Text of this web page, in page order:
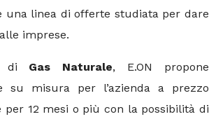
una linea di offerte studiata per dare
imprese.
di Gas Naturale, E.ON propone
su misura per l’azienda a prezzo
per 12 mesi o più con la possibilità di